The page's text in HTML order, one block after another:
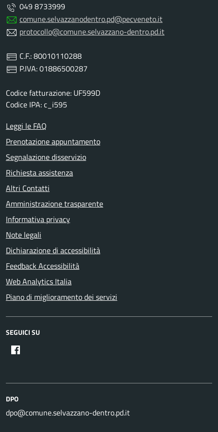
049 8733999
comune.selvazzanodentro.pd@pecveneto.it
protocollo@comune.selvazzano-dentro.pd.it
C.F.: 80010110288
P.IVA: 01886500287
Codice fatturazione: UF599D
Codice IPA: c_i595
Leggi le FAQ
Prenotazione appuntamento
Segnalazione disservizio
Richiesta assistenza
Altri Contatti
Amministrazione trasparente
Informativa privacy
Note legali
Dichiarazione di accessibilità
Feedback Accessibilità
Web Analytics Italia
Piano di miglioramento dei servizi
SEGUICI SU
DPO
dpo@comune.selvazzano-dentro.pd.it